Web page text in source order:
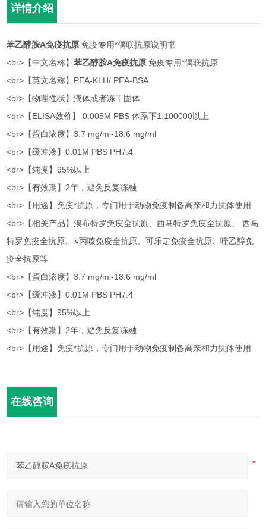
详情介绍
苯乙醇胺A免疫抗原 免疫专用*偶联抗原说明书
<br>【中文名称】苯乙醇胺A免疫抗原 免疫专用*偶联抗原
<br>【英文名称】PEA-KLH/ PEA-BSA
<br>【物理性状】液体或者冻干固体
<br>【ELISA效价】 0.005M PBS 体系下1:100000以上
<br>【蛋白浓度】3.7 mg/ml-18.6 mg/ml
<br>【缓冲液】0.01M PBS PH7.4
<br>【纯度】95%以上
<br>【有效期】2年，避免反复冻融
<br>【用途】免疫*抗原，专门用于动物免疫制备高亲和力抗体使用
<br>【相关产品】溴布特罗免疫全抗原、西马特罗免疫全抗原、 西马
特罗免疫全抗原、lv丙嗪免疫全抗原、可乐定免疫全抗原、喹乙醇免
疫全抗原等
<br>【蛋白浓度】3.7 mg/ml-18.6 mg/ml
<br>【缓冲液】0.01M PBS PH7.4
<br>【纯度】95%以上
<br>【有效期】2年，避免反复冻融
<br>【用途】免疫*抗原，专门用于动物免疫制备高亲和力抗体使用
在线咨询